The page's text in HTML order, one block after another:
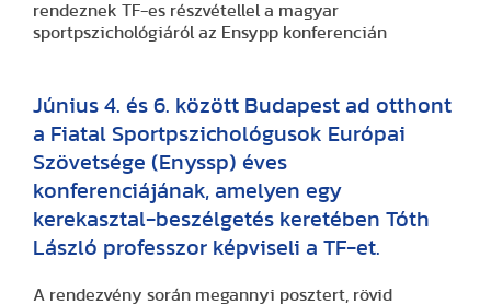
rendeznek TF-es részvétellel a magyar
sportpszichológiáról az Ensypp konferencián
Június 4. és 6. között Budapest ad otthont
a Fiatal Sportpszichológusok Európai
Szövetsége (Enyssp) éves
konferenciájának, amelyen egy
kerekasztal-beszélgetés keretében Tóth
László professzor képviseli a TF-et.
A rendezvény során megannyi posztert, rövid